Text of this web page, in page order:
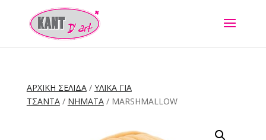
ΑΡΧΙΚΉ ΣΕΛΊΔΑ/ ΥΛΙΚΑ ΓΙΑ
ΤΣΑΝΤΑ/ ΝΗΜΑΤΑ/ MARSHMALLOW